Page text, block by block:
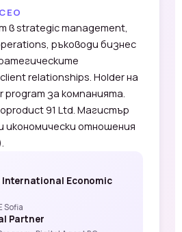
в strategic management,
ръководи бизнес
relationships. Holder на
program за компанията.
91 Ltd. Магистър
икономически отношения
International Economic
Sofia
Partner